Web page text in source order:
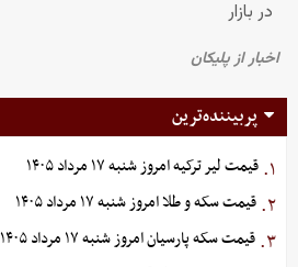
پربیننده‌ترین
۱. قیمت لیر ترکیه امروز شنبه ۱۷ مرداد ۱۴۰۵
۲. قیمت سکه و طلا امروز شنبه ۱۷ مرداد ۱۴۰۵
۳. قیمت سکه پارسیان امروز شنبه ۱۷ مرداد ۱۴۰۵